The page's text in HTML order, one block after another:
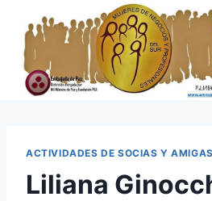
contenido
ACTIVIDADES DE SOCIAS Y AMIGAS
Liliana